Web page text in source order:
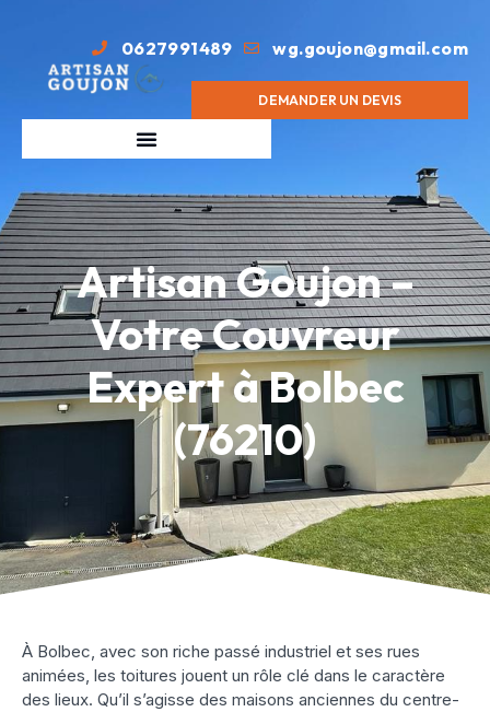
0627991489 wg.goujon@gmail.com
DEMANDER UN DEVIS
Artisan Goujon –
Votre Couvreur
Expert à Bolbec
(76210)
À Bolbec, avec son riche passé industriel et ses rues
animées, les toitures jouent un rôle clé dans le caractère
des lieux. Qu’il s’agisse des maisons anciennes du centre-